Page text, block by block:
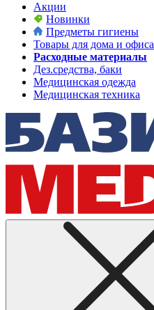
Акции
Новинки
Предметы гигиены
Товары для дома и офиса
Расходные материалы
Дез.средства, баки
Медицинская одежда
Медицинская техника